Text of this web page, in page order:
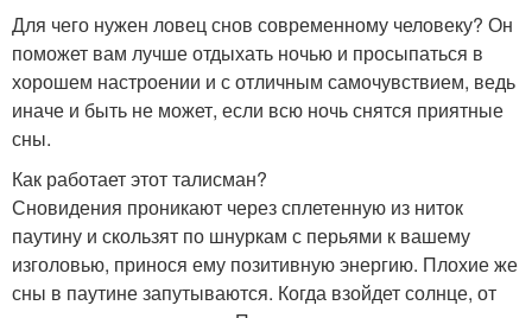
Для чего нужен ловец снов современному человеку? Он
поможет вам лучше отдыхать ночью и просыпаться в
хорошем настроении и с отличным самочувствием, ведь
иначе и быть не может, если всю ночь снятся приятные
сны.
Как работает этот талисман?
Сновидения проникают через сплетенную из ниток
паутину и скользят по шнуркам с перьями к вашему
изголовью, принося ему позитивную энергию. Плохие же
сны в паутине запутываются. Когда взойдет солнце, от